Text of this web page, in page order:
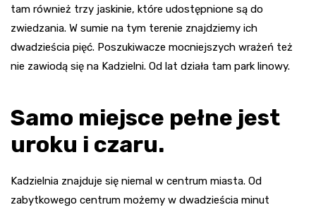
tam również trzy jaskinie, które udostępnione są do
zwiedzania. W sumie na tym terenie znajdziemy ich
dwadzieścia pięć. Poszukiwacze mocniejszych wrażeń też
nie zawiodą się na Kadzielni. Od lat działa tam park linowy.
Samo miejsce pełne jest
uroku i czaru.
Kadzielnia znajduje się niemal w centrum miasta. Od
zabytkowego centrum możemy w dwadzieścia minut